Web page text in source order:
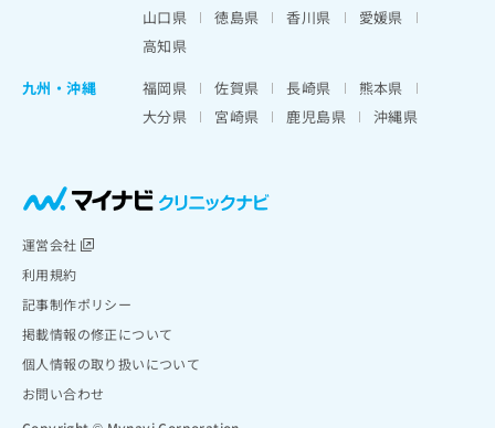
山口県
徳島県 香川県
愛媛県
高知県
九州・沖縄
福岡県 佐賀県 長崎県
熊本県
大分県
宮崎県 鹿児島県 沖縄県
運営会社
利用規約
記事制作ポリシー
掲載情報の修正について
個人情報の取り扱いについて
お問い合わせ